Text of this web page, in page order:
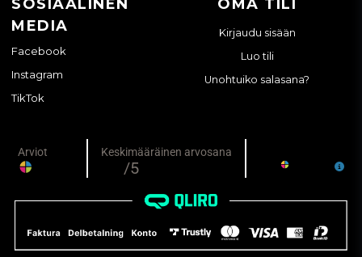
SOSIAALINEN
MEDIA
Facebook
Instagram
TikTok
OMA TILI
Kirjaudu sisään
Luo tili
Unohtuiko salasana?